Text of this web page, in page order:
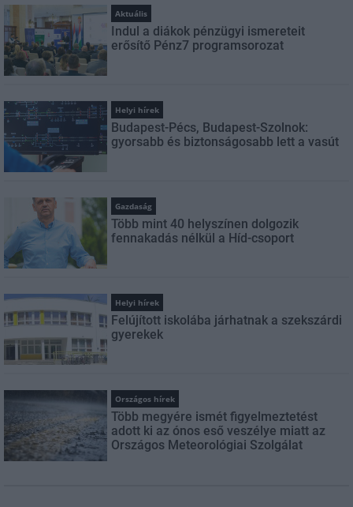
Aktuális
Indul a diákok pénzügyi ismereteit
erősítő Pénz7 programsorozat
Helyi hírek
Budapest-Pécs, Budapest-Szolnok:
gyorsabb és biztonságosabb lett a vasút
Gazdaság
Több mint 40 helyszínen dolgozik
fennakadás nélkül a Híd-csoport
Helyi hírek
Felújított iskolába járhatnak a szekszárdi
gyerekek
Országos hírek
Több megyére ismét figyelmeztetést
adott ki az ónos eső veszélye miatt az
Országos Meteorológiai Szolgálat